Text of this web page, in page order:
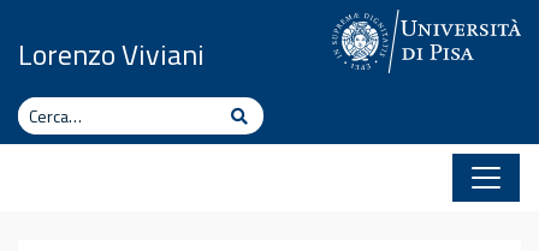
Lorenzo Viviani
Cerca Cerca